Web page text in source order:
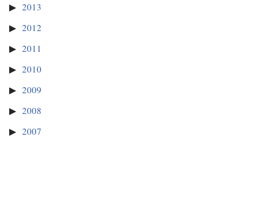
2013
2012
2011
2010
2009
2008
2007